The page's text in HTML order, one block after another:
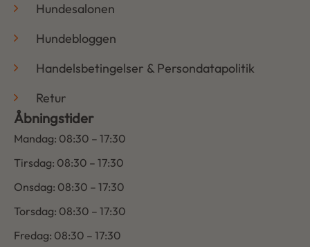
Hundesalonen
Hundebloggen
Handelsbetingelser & Persondatapolitik
Retur
Åbningstider
Mandag: 08:30 – 17:30
Tirsdag: 08:30 – 17:30
Onsdag: 08:30 – 17:30
Torsdag: 08:30 – 17:30
Fredag: 08:30 – 17:30